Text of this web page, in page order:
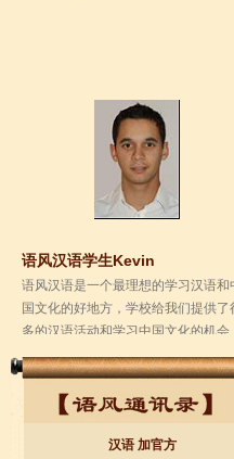
语风汉语学生Kevin
语风汉语是一个最理想的学习汉语和中
多的汉语活动和学习中国文化的机会，
学校的环境是...
汉语 加官方